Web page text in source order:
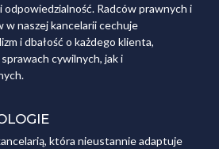
odpowiedzialność. Radców prawnych i
w naszej kancelarii cechuje
i dbałość o każdego klienta,
cywilnych, jak i
która nieustannie adaptuje